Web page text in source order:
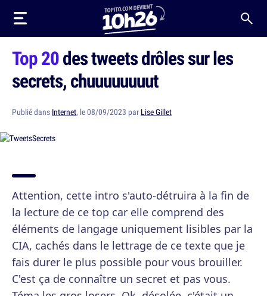
Top 20des tweets drôles sur les
secrets, chuuuuuuuut
Publié dans Internet, le 08/09/2023 par Lise Gillet
Attention, cette intro s'auto-détruira à la fin de
la lecture de ce top car elle comprend des
éléments de langage uniquement lisibles par la
CIA, cachés dans le lettrage de ce texte que je
fais durer le plus possible pour vous brouiller.
C'est ça de connaître un secret et pas vous.